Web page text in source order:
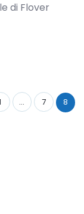
di Flover
… 7 8